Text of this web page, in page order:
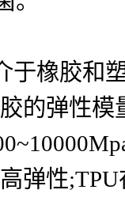
橡胶和塑
的弹性模
弹性